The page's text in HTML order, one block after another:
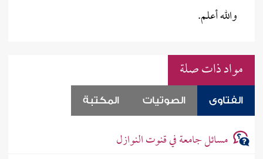
والله أعلم.
مواد ذات صلة
الفتاوى الصوتيات المكتبة
مسائل جامعة في قنوت النوازل